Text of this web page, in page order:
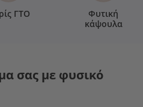
ΓΤΟ
Φυτική
κάψουλα
σας με φυσικό